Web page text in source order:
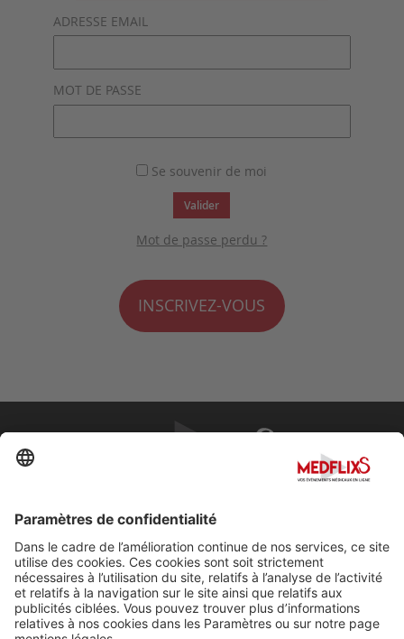
ADRESSE EMAIL
MOT DE PASSE
Se souvenir de moi
Valider
Mot de passe perdu ?
INSCRIVEZ-VOUS
À propos de MedflixS®
Aide
Contact
Mentions légales